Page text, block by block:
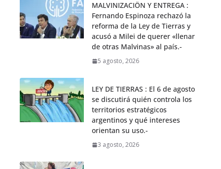
MALVINIZACIÖN Y ENTREGA :
Fernando Espinoza rechazó la
reforma de la Ley de Tierras y
acusó a Milei de querer «llenar
de otras Malvinas» al país.-
5 agosto, 2026
LEY DE TIERRAS : El 6 de agosto
se discutirá quién controla los
territorios estratégicos
argentinos y qué intereses
orientan su uso.-
3 agosto, 2026